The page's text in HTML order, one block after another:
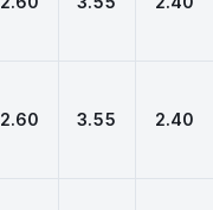
2.60 3.55 2.40